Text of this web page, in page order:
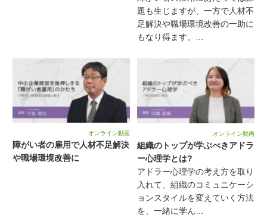
題も生じますが、一方で人材不
足解決や職場環境改善の一助に
もなり得ます。…
オンライン動画
障がい者の雇用で人材不足解決
や職場環境改善に
オンライン動画
組織のトップが学ぶべきアドラ
ー心理学とは?
アドラー心理学の考え方を取り
入れて、組織のコミュニケーシ
ョンスタイルを変えていく方法
を、一緒に学ん…